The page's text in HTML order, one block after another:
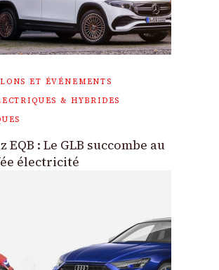
ET ÉVÉNEMENTS
& HYBRIDES
EQB : Le GLB succombe au
électricité